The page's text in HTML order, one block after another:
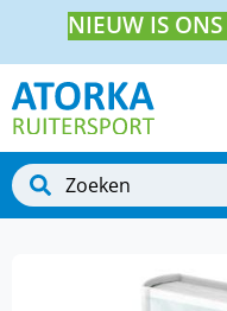
NIEUW IS ONS